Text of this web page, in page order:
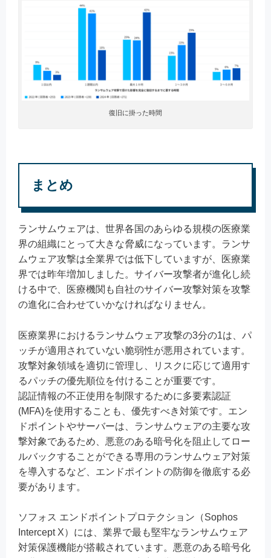
復旧に掛った時間
まとめ
ランサムウェアは、世界各国のあらゆる規模の医療業
界の組織にとって大きな脅威になっています。ランサ
ムウェア攻撃は全業界では低下していますが、医療業
界では昨年増加しました。サイバー攻撃者が進化し続
ける中で、医療機関も自社のサイバー攻撃対策を攻撃
の進化に合わせていかなければなりません。
医療業界におけるランサムウェア攻撃の3分の1は、パ
ッチが適用されていない脆弱性が悪用されています。
攻撃対象領域を適切に管理し、リスクに応じて適用す
るパッチの優先順位を付けることが重要です。
認証情報の不正使用を制限するために多要素認証
(MFA)を使用することも、優先すべき対策です。エン
ドポイントやサーバーは、ランサムウェアの主要な攻
撃対象であるため、悪意のある暗号化を阻止してロー
ルバックすることができる専用のランサムウェア対策
を導入するなど、エンドポイントの防御を徹底する必
要があります。
ソフォス エンドポイントプロテクション（Sophos
Intercept X）には、業界で最も堅牢なランサムウェア
対策保護機能が搭載されています。悪意のある暗号化